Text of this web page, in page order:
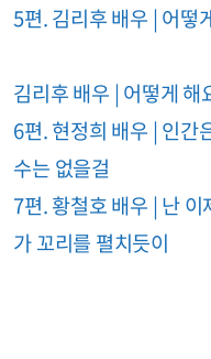
5편. 김리후 배우 | 어떻
김리후 배우 | 어떻게
6편. 현정희 배우 | 인간
수는 없을걸
7편. 황철호 배우 | 난
가 꼬리를 펼치듯이